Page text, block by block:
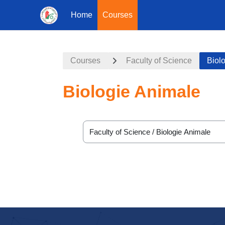
Home Courses
Courses Faculty of Science
Biologie Animale
Course categories